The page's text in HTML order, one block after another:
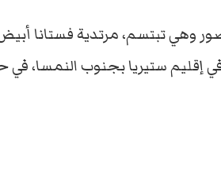
إقليم ستيريا بجنوب النمسا،